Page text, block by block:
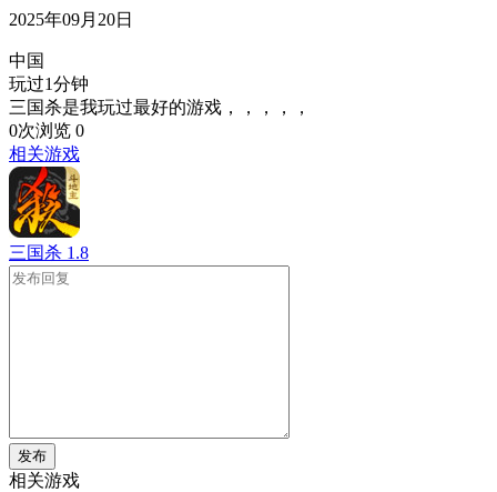
2025年09月20日
中国
玩过1分钟
三国杀是我玩过最好的游戏，，，，，
0次浏览 0
相关游戏
三国杀 1.8
发布
相关游戏